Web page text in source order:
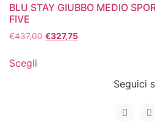
BLU STAY GIUBBO MEDIO
FIVE
€437,00 €327,75
Scegli
Seguici